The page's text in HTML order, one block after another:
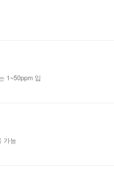
1~50ppm 입
가능